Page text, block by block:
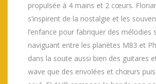
propulsée à 4 mains et 2 cœurs.
s’inspirent de la nostalgie et les
l’enfance pour fabriquer des mélodies
naviguant entre les planètes M83 et
dans la soute aussi bien des guitares
wave que des envolées et chœurs